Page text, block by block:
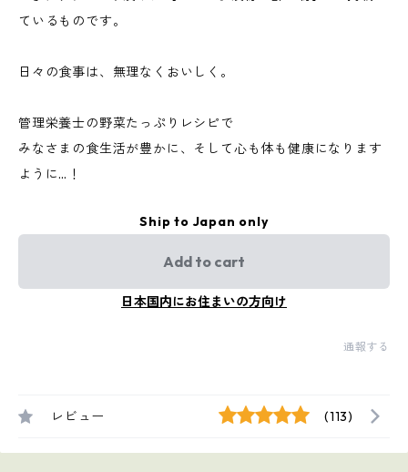
ているものです。
日々の食事は、無理なくおいしく。
管理栄養士の野菜たっぷりレシピで
みなさまの食生活が豊かに、そして心も体も健康になります
ように…！
Ship to Japan only
Add to cart
日本国内にお住まいの方向け
通報する
レビュー (113)